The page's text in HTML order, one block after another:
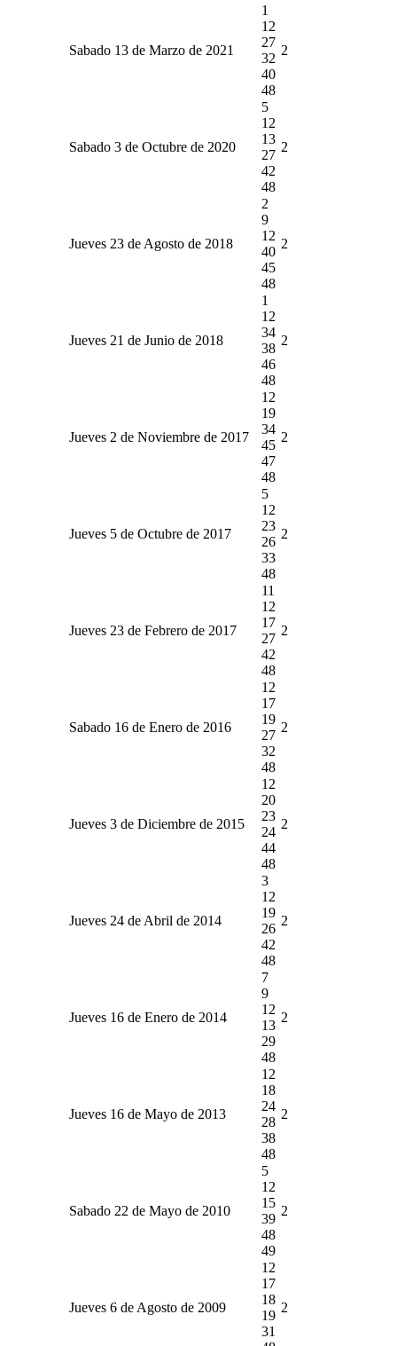
Sabado 13 de Marzo de 2021
1
12
27
32
40
48
2
Sabado 3 de Octubre de 2020
5
12
13
27
42
48
2
Jueves 23 de Agosto de 2018
2
9
12
40
45
48
2
Jueves 21 de Junio de 2018
1
12
34
38
46
48
2
Jueves 2 de Noviembre de 2017
12
19
34
45
47
48
2
Jueves 5 de Octubre de 2017
5
12
23
26
33
48
2
Jueves 23 de Febrero de 2017
11
12
17
27
42
48
2
Sabado 16 de Enero de 2016
12
17
19
27
32
48
2
Jueves 3 de Diciembre de 2015
12
20
23
24
44
48
2
Jueves 24 de Abril de 2014
3
12
19
26
42
48
2
Jueves 16 de Enero de 2014
7
9
12
13
29
48
2
Jueves 16 de Mayo de 2013
12
18
24
28
38
48
2
Sabado 22 de Mayo de 2010
5
12
15
39
48
49
2
Jueves 6 de Agosto de 2009
12
17
18
19
31
2